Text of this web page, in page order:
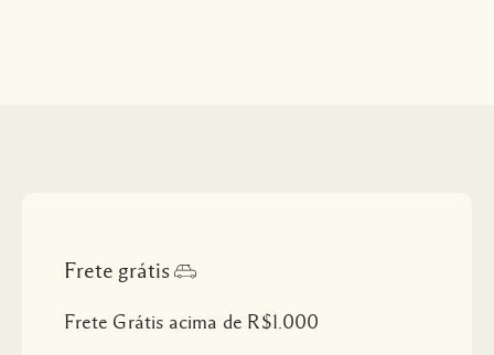
Frete grátis
Frete Grátis acima de R$1.000